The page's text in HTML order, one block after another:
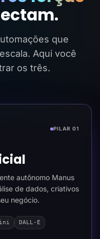
que
Aqui você
os três.
PILAR 01
autônomo Manus
de dados, criativos
negócio.
DALL-E